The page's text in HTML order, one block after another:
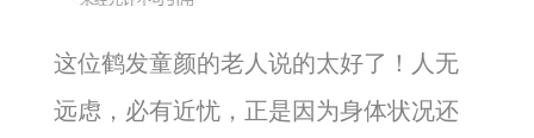
这位鹤发童颜的老人说的太好了！人无
远虑，必有近忧，正是因为身体状况还